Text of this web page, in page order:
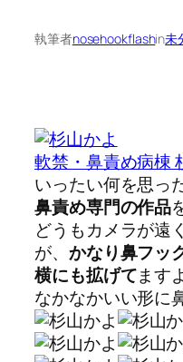
執筆者nosehookflashin未
軟禁・鼻責め病棟
いったい何を思っ
鼻責め専門の作品
どうもカメラが遠
が、 かなり鼻フッ
横にも拡げてます
なかなかいい形に